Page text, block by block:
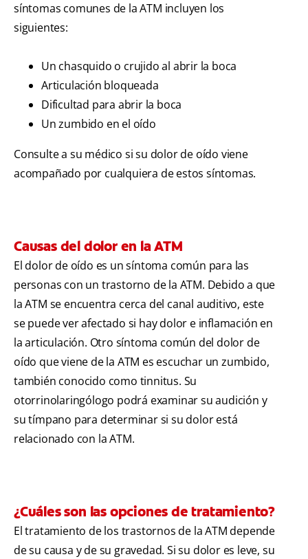
síntomas comunes de la ATM incluyen los
siguientes:
Un chasquido o crujido al abrir la boca
Articulación bloqueada
Dificultad para abrir la boca
Un zumbido en el oído
Consulte a su médico si su dolor de oído viene
acompañado por cualquiera de estos síntomas.
Causas del dolor en la ATM
El dolor de oído es un síntoma común para las
personas con un trastorno de la ATM. Debido a que
la ATM se encuentra cerca del canal auditivo, este
se puede ver afectado si hay dolor e inflamación en
la articulación. Otro síntoma común del dolor de
oído que viene de la ATM es escuchar un zumbido,
también conocido como tinnitus. Su
otorrinolaringólogo podrá examinar su audición y
su tímpano para determinar si su dolor está
relacionado con la ATM.
¿Cuáles son las opciones de tratamiento?
El tratamiento de los trastornos de la ATM depende
de su causa y de su gravedad. Si su dolor es leve, su